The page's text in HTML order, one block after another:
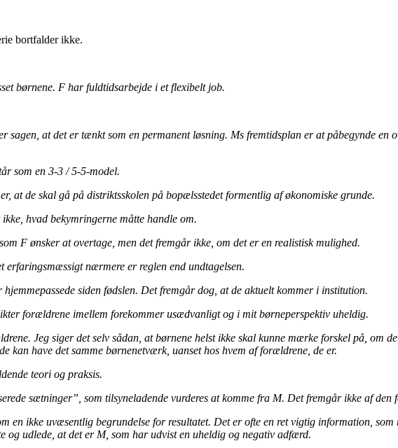
bortfalder ikke.
børnene. F har fuldtidsarbejde i et flexibelt job.
at det er tænkt som en permanent løsning. Ms fremtidsplan er at påbegynde en
som en 3-3 / 5-5-model.
at de skal gå på distriktsskolen på bopælsstedet formentlig af økonomiske grunde.
hvad bekymringerne måtte handle om.
F ønsker at overtage, men det fremgår ikke, om det er en realistisk mulighed.
nærmere er reglen end undtagelsen.
siden fødslen. Det fremgår dog, at de aktuelt kommer i institution.
forældrene imellem forekommer usædvanligt og i mit børneperspektiv uheldig.
Jeg siger det selv sådan, at børnene helst ikke skal kunne mærke forskel på, om
have det samme børnenetværk, uanset hos hvem af forældrene, de er.
teori og praksis.
sætninger”, som tilsyneladende vurderes at komme fra M. Det fremgår ikke af
ikke uvæsentlig begrundelse for resultatet. Det er ofte en ret vigtig information, som
udlede, at det er M, som har udvist en uheldig og negativ adfærd.